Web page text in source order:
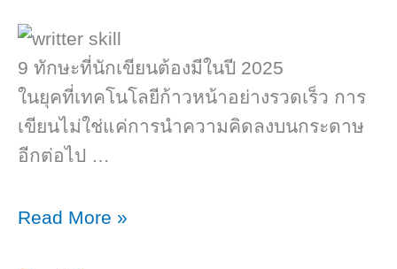
9 ทักษะที่นักเขียนต้องมีในปี 2025
ในยุคที่เทคโนโลยีก้าวหน้าอย่างรวดเร็ว การ
เขียนไม่ใช่แค่การนำความคิดลงบนกระดาษ
อีกต่อไป …
9
Read More »